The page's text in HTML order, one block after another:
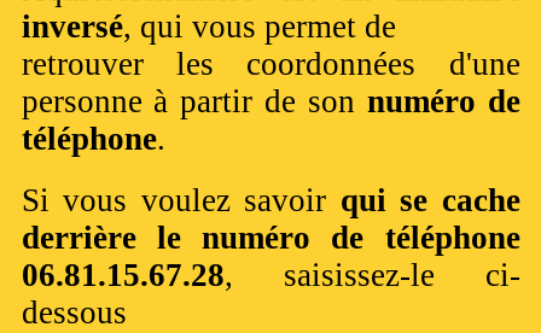
inversé, qui vous permet de
retrouver les coordonnées d'une
personne à partir de son numéro de
téléphone.
Si vous voulez savoir qui se cache
derrière le numéro de téléphone
06.81.15.67.28, saisissez-le ci-
dessous